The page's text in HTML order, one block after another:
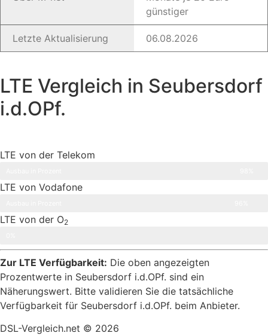
günstiger
Letzte Aktualisierung 06.08.2026
LTE Vergleich in Seubersdorf
i.d.OPf.
LTE von der Telekom
LTE von Vodafone
LTE von der O2
Zur LTE Verfügbarkeit: Die oben angezeigten
Prozentwerte in Seubersdorf i.d.OPf. sind ein
Näherungswert. Bitte validieren Sie die tatsächliche
Verfügbarkeit für Seubersdorf i.d.OPf. beim Anbieter.
DSL-Vergleich.net © 2026